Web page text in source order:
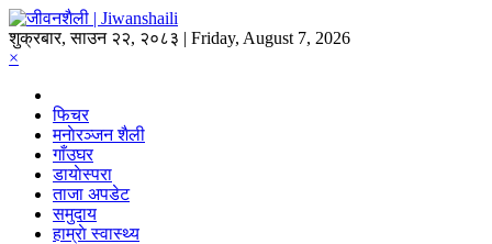
शुक्रबार, साउन २२, २०८३ | Friday, August 7, 2026
×
फिचर
मनाेरञ्जन शैली
गाँउघर
डायाेस्परा
ताजा अपडेट
समुदाय
हाम्राे स्वास्थ्य